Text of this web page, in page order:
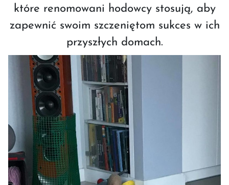
które renomowani hodowcy stosują, aby
zapewnić swoim szczeniętom sukces w ich
przyszłych domach.